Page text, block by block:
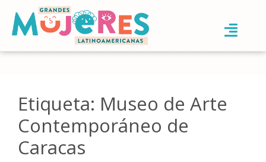
Etiqueta: Museo de Arte
Contemporáneo de
Caracas